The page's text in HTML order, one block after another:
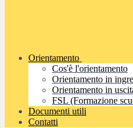
Orientamento
Cos'è l'orientamento
Orientamento in
Orientamento in
FSL (Formazione
Documenti utili
Contatti